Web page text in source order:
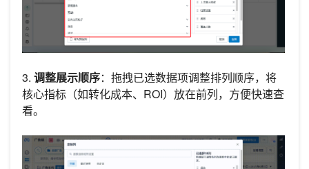
3. 调整展示顺序：拖拽已选数据项调整排列顺序，将
核心指标（如转化成本、ROI）放在前列，方便快速查
看。